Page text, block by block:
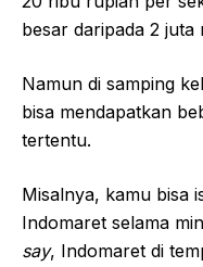
besar daripada 2 juta
Namun di samping
bisa mendapatkan
tertentu.
Misalnya, kamu bisa
Indomaret selama
say, Indomaret di